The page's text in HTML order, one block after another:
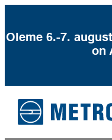
Oleme 6.-7.
on
juurde